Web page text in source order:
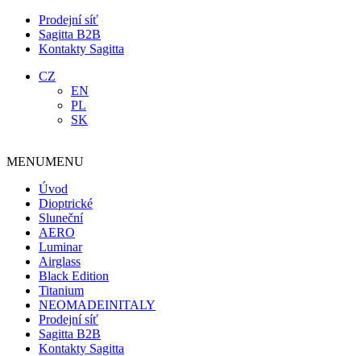
Prodejní síť
Sagitta B2B
Kontakty Sagitta
CZ
EN
PL
SK
MENUMENU
Úvod
Dioptrické
Sluneční
AERO
Luminar
Airglass
Black Edition
Titanium
NEOMADEINITALY
Prodejní síť
Sagitta B2B
Kontakty Sagitta